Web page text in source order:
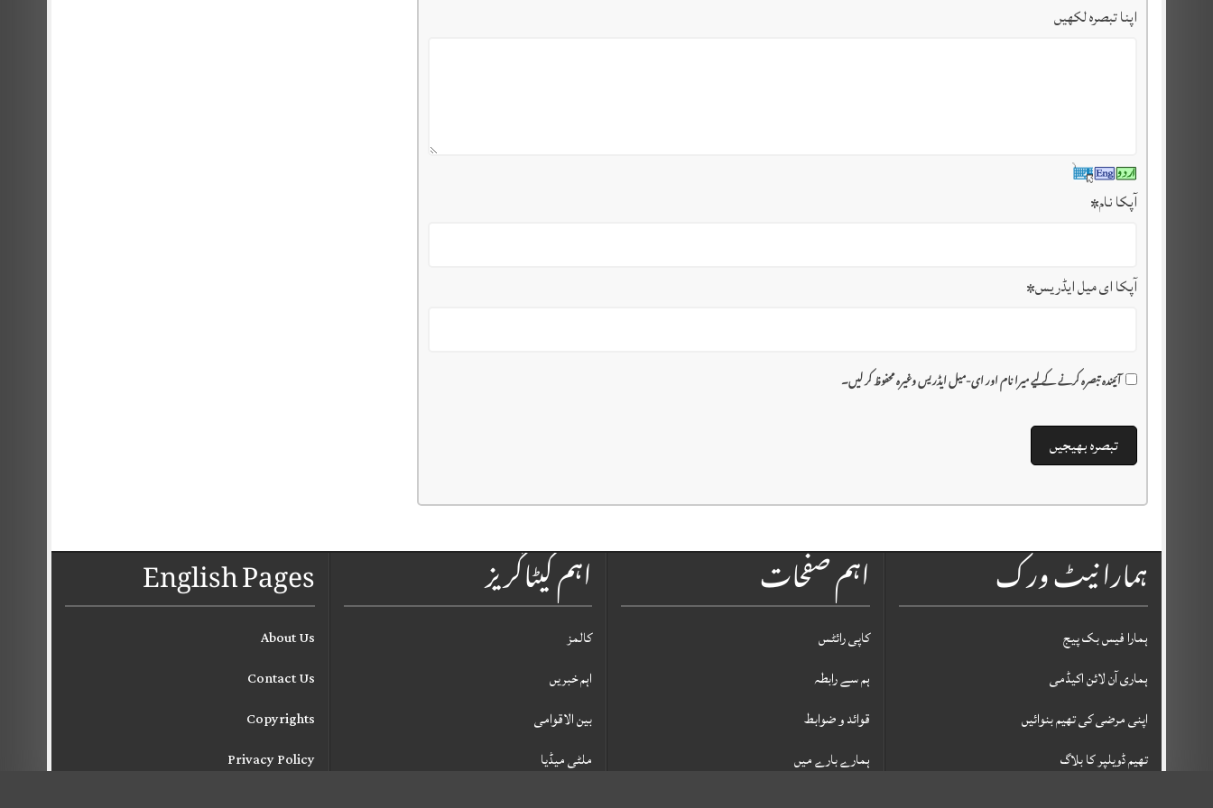
اپنا تبصرہ لکھیں
آپکا نام*
آپکا ای میل ایڈریس*
آئیندہ تبصرہ کرنے کے لیے میرا نام اور ای-میل ایڈریس وغیرہ محفوظ کر لیں۔
English Pages
About Us
Contact Us
Copyrights
Privacy Policy
اہم کیٹاگریز
کالمز
اہم خبریں
بین الاقوامی
ملٹی میڈیا
اہم صفحات
کاپی رائٹس
ہم سے رابطہ
قوائد و ضوابط
ہمارے بارے میں
ہمارا نیٹ ورک
ہمارا فیس بک پیج
ہماری آن لائن اکیڈمی
اپنی مرضی کی تھیم بنوائیں
تھیم ڈویلپر کا بلاگ